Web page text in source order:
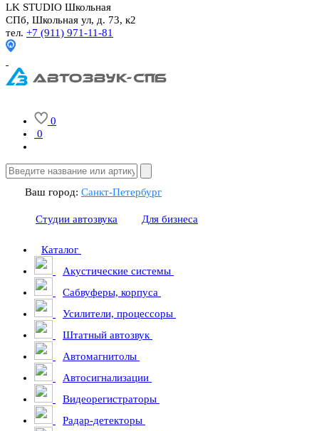
LK STUDIO Школьная
СПб, Школьная ул, д. 73, к2
тел. +7 (911) 971-11-81
0
0
Ваш город: Санкт-Петербург
Студии автозвука Для бизнеса
Каталог
Акустические системы
Сабвуферы, корпуса
Усилители, процессоры
Штатный автозвук
Автомагнитолы
Автосигнализации
Видеорегистраторы
Радар-детекторы